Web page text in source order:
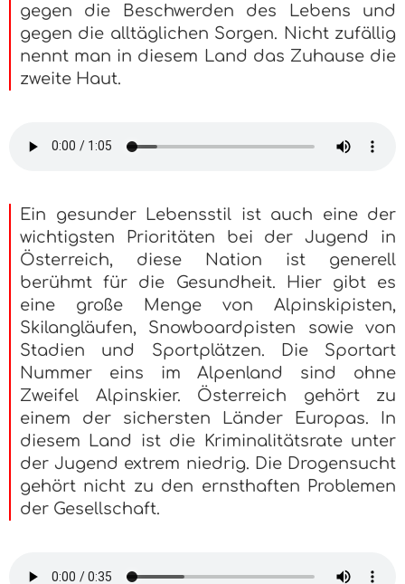
gegen die Beschwerden des Lebens und
gegen die alltäglichen Sorgen. Nicht zufällig
nennt man in diesem Land das Zuhause die
zweite Haut.
Ein gesunder Lebensstil ist auch eine der
wichtigsten Prioritäten bei der Jugend in
Österreich, diese Nation ist generell
berühmt für die Gesundheit. Hier gibt es
eine große Menge von Alpinskipisten,
Skilangläufen, Snowboardpisten sowie von
Stadien und Sportplätzen. Die Sportart
Nummer eins im Alpenland sind ohne
Zweifel Alpinskier. Österreich gehört zu
einem der sichersten Länder Europas. In
diesem Land ist die Kriminalitätsrate unter
der Jugend extrem niedrig. Die Drogensucht
gehört nicht zu den ernsthaften Problemen
der Gesellschaft.